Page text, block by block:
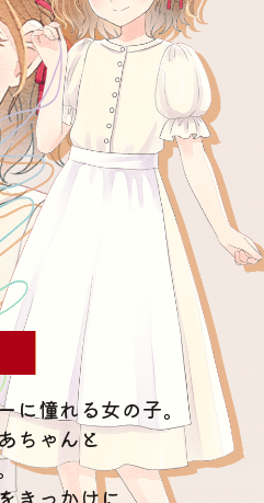
に憧れる女の子。
ちゃんと
きっかけに